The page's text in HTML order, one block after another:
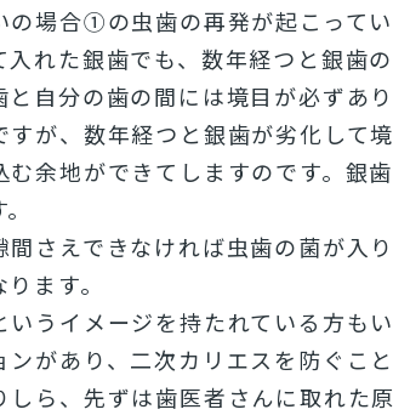
場合①の虫歯の再発が起こってい
れた銀歯でも、数年経つと銀歯
自分の歯の間には境目が必ずあ
が、数年経つと銀歯が劣化して
余地ができてしますのです。銀
さえできなければ虫歯の菌が入
ます。
うイメージを持たれている方も
があり、二次カリエスを防ぐこと
ら、先ずは歯医者さんに取れた